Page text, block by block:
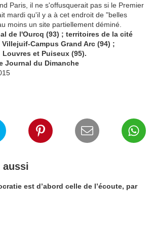
Paris, il ne s'offusquerait pas si le Premier
mardi qu'il y a à cet endroit de "belles
moins un site partiellement déminé.
de l'Ourcq (93) ; territoires de la cité
Villejuif-Campus Grand Arc (94) ;
et Puiseux (95).
Journal du Dimanche
aussi
est d’abord celle de l’écoute, par